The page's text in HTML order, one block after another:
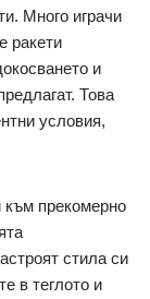
Много играчи
ракети
и
Това
условия,
към прекомерно
стила си
в теглото и